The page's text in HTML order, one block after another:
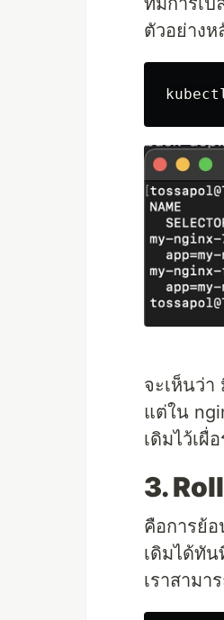
ตัวอย่างห
จะเห็นว่
แต่ใน
เดิมไว้เผื่
3.
คือการย้
เดิมได้ทัน
เราสามา